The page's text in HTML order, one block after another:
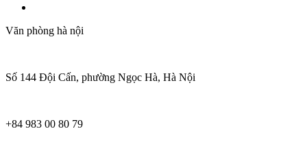
Văn phòng hà nội
Số 144 Đội Cấn, phường Ngọc Hà, Hà Nội
+84 983 00 80 79